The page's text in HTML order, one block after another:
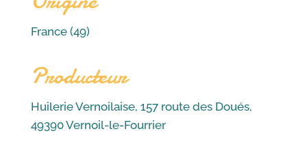
France (49)
Producteur
Huilerie Vernoilaise, 157 route des Doués,
49390 Vernoil-le-Fourrier